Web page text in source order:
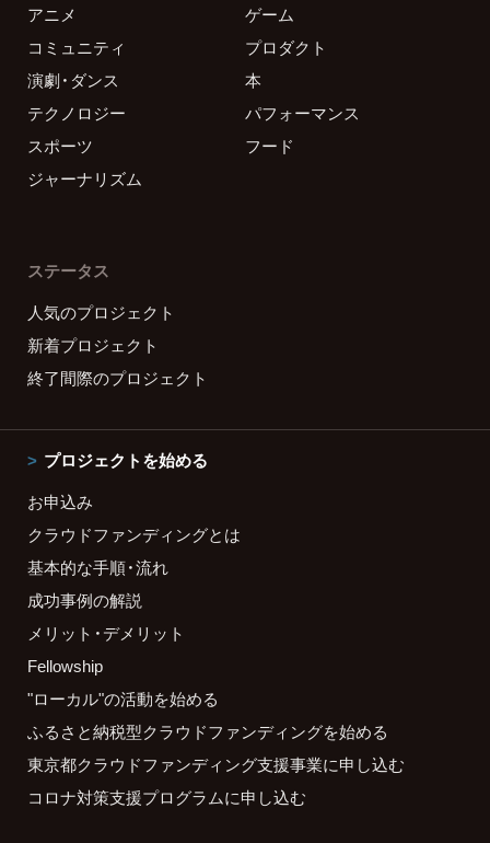
アニメ
ゲーム
コミュニティ
プロダクト
演劇・ダンス
本
テクノロジー
パフォーマンス
スポーツ
フード
ジャーナリズム
ステータス
人気のプロジェクト
新着プロジェクト
終了間際のプロジェクト
プロジェクトを始める
お申込み
クラウドファンディングとは
基本的な手順・流れ
成功事例の解説
メリット・デメリット
Fellowship
"ローカル"の活動を始める
ふるさと納税型クラウドファンディングを始める
東京都クラウドファンディング支援事業に申し込む
コロナ対策支援プログラムに申し込む